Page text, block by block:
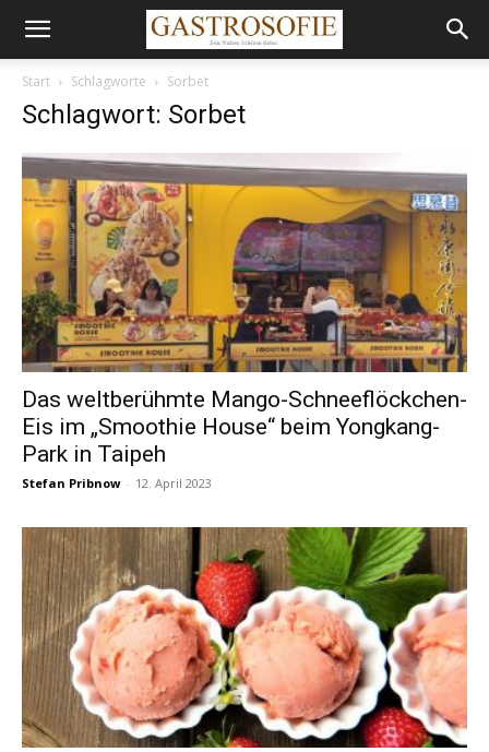
Start Schlagworte Sorbet
Schlagwort: Sorbet
Das weltberühmte Mango-Schneeflöckchen-
Eis im „Smoothie House“ beim Yongkang-
Park in Taipeh
Stefan Pribnow - 12. April 2023